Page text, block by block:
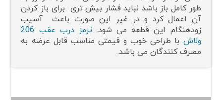
طور کامل باز باشد نباید فشار بیش تری برای باز کردن
آن اعمال کرد و در غیر این صورت باعث آسیب
زودهنگام این قطعه می شود.
ترمز درب عقب 206
ولاش با طراحی خوب و قیمتی مناسب قابل عرضه به
مصرف کنندگان می باشد.